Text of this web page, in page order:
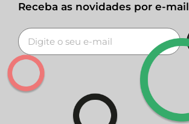
Receba as novidades por e-mail